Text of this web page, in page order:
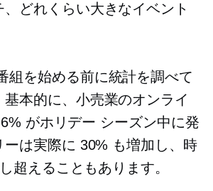
どれくらい大きなイベント
組を始める前に統計を調べて
基本的に、小売業のオンライ
がホリデー シーズン中に発
ーは実際に 30% も増加し、時
超えることもあります。